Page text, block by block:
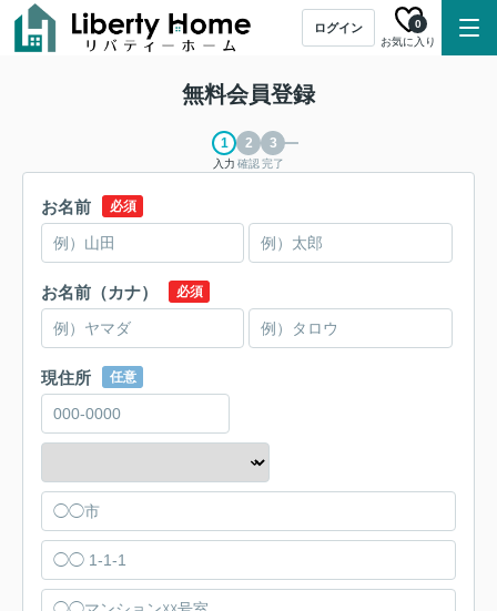
ログイン
お気に入り
0
無料会員登録
入力 確認完了
お名前 必須
お名前（カナ） 必須
現住所 任意